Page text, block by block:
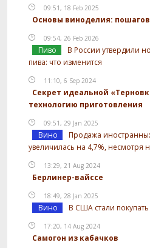
09:51, 18 Feb 2025
Основы виноделия:
09:54, 26 Feb 2026
Пиво
В России утвердили
пива: что изменится
11:10, 6 Sep 2024
Секрет идеальной
технологию приготовления
09:51, 29 Jan 2025
Вино
Продажа
увеличилась на 4,7%,
13:29, 21 Aug 2024
Берлинер-вайссе
18:49, 28 Jan 2025
Вино В США стали
17:20, 14 Aug 2024
Самогон из кабачков